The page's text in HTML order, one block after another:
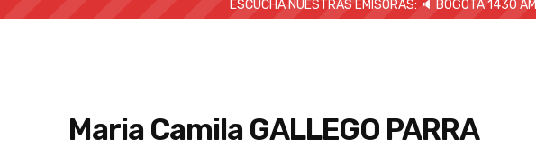
ESCUCHA NUESTRAS EMISORAS: 🔈 BOGOTÁ 1430 AM
Maria Camila GALLEGO PARRA